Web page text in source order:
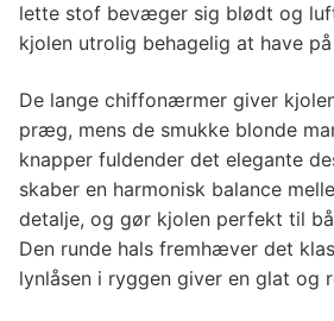
lette stof bevæger sig blødt og
kjolen utrolig behagelig at have
De lange chiffonærmer giver
præg, mens de smukke blonde
knapper fuldender det elegante
skaber en harmonisk balance
detalje, og gør kjolen perfekt til
Den runde hals fremhæver det
lynlåsen i ryggen giver en glat og